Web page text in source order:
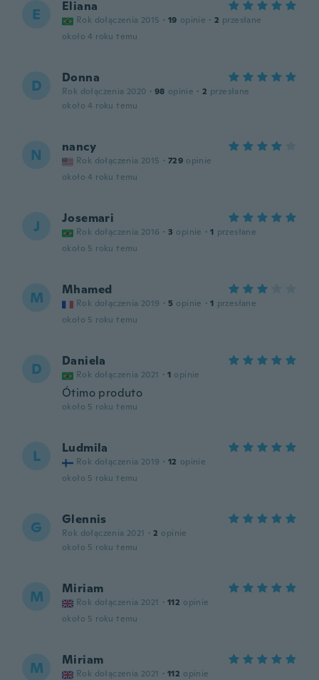
E Eliana
Rok dołączenia 2015 · 19 opinie · 2 przesłane
około 4 roku temu
D Donna
Rok dołączenia 2020 · 98 opinie · 2 przesłane
około 4 roku temu
N nancy
Rok dołączenia 2015 · 729 opinie
około 4 roku temu
J Josemari
Rok dołączenia 2016 · 3 opinie · 1 przesłane
około 5 roku temu
M Mhamed
Rok dołączenia 2019 · 5 opinie · 1 przesłane
około 5 roku temu
D Daniela
Rok dołączenia 2021 · 1 opinie
Ótimo produto
około 5 roku temu
L Ludmila
Rok dołączenia 2019 · 12 opinie
około 5 roku temu
G Glennis
Rok dołączenia 2021 · 2 opinie
około 5 roku temu
M Miriam
Rok dołączenia 2021 · 112 opinie
około 5 roku temu
M Miriam
Rok dołączenia 2021 · 112 opinie